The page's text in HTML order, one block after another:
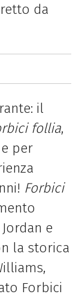
da
il
follia,
per
Forbici
e
la storica
Forbici